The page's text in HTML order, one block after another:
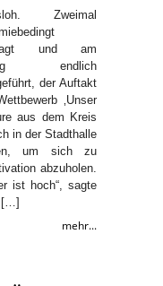
Zweimal
und am
endlich
der Auftakt
‚Unser
aus dem Kreis
in der Stadthalle
um sich zu
abzuholen.
ist hoch“, sagte
[…]
mehr...